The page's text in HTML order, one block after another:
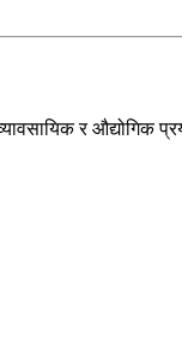
र औद्योगिक